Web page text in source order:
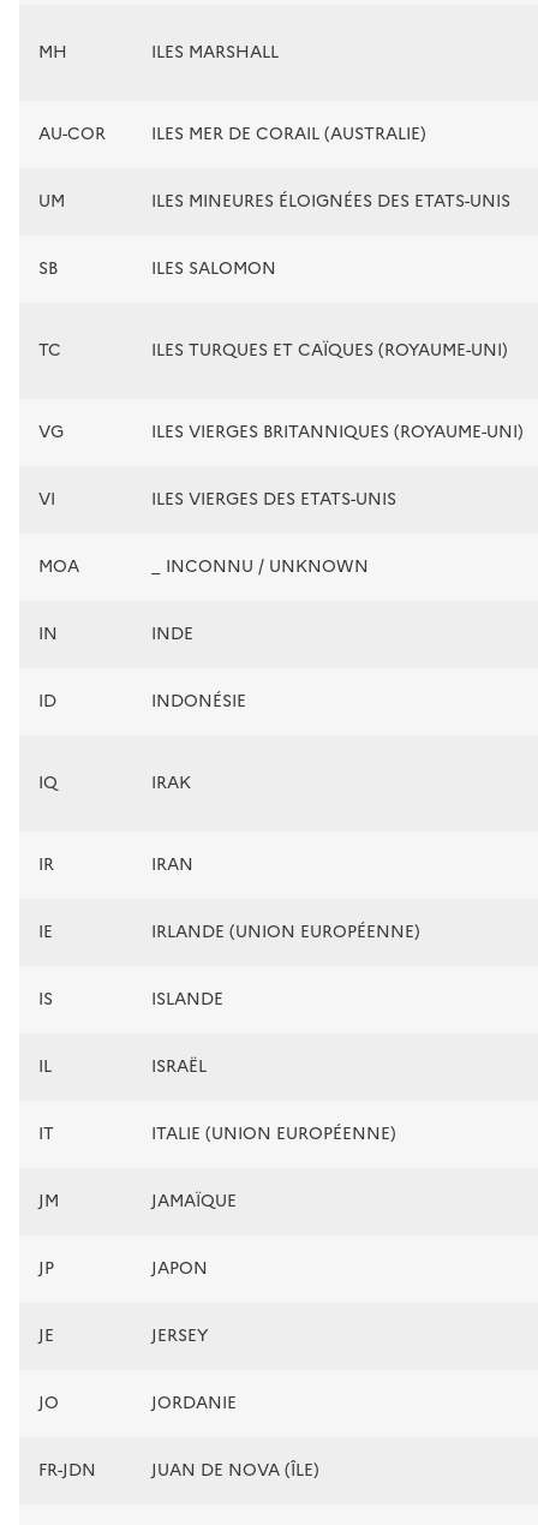
MH ILES MARSHALL
AU-COR ILES MER DE CORAIL (AUSTRALIE)
UM ILES MINEURES ÉLOIGNÉES DES ETATS-UNIS
SB ILES SALOMON
TC ILES TURQUES ET CAÏQUES (ROYAUME-UNI)
VG ILES VIERGES BRITANNIQUES (ROYAUME-UNI)
VI ILES VIERGES DES ETATS-UNIS
MOA _ INCONNU / UNKNOWN
IN INDE
ID INDONÉSIE
IQ IRAK
IR IRAN
IE IRLANDE (UNION EUROPÉENNE)
IS ISLANDE
IL ISRAËL
IT ITALIE (UNION EUROPÉENNE)
JM JAMAÏQUE
JP JAPON
JE JERSEY
JO JORDANIE
FR-JDN JUAN DE NOVA (ÎLE)